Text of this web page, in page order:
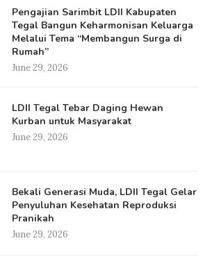
Pengajian Sarimbit LDII Kabupaten
Tegal Bangun Keharmonisan Keluarga
Melalui Tema “Membangun Surga di
Rumah”
June 29, 2026
LDII Tegal Tebar Daging Hewan
Kurban untuk Masyarakat
June 29, 2026
Bekali Generasi Muda, LDII Tegal Gelar
Penyuluhan Kesehatan Reproduksi
Pranikah
June 29, 2026